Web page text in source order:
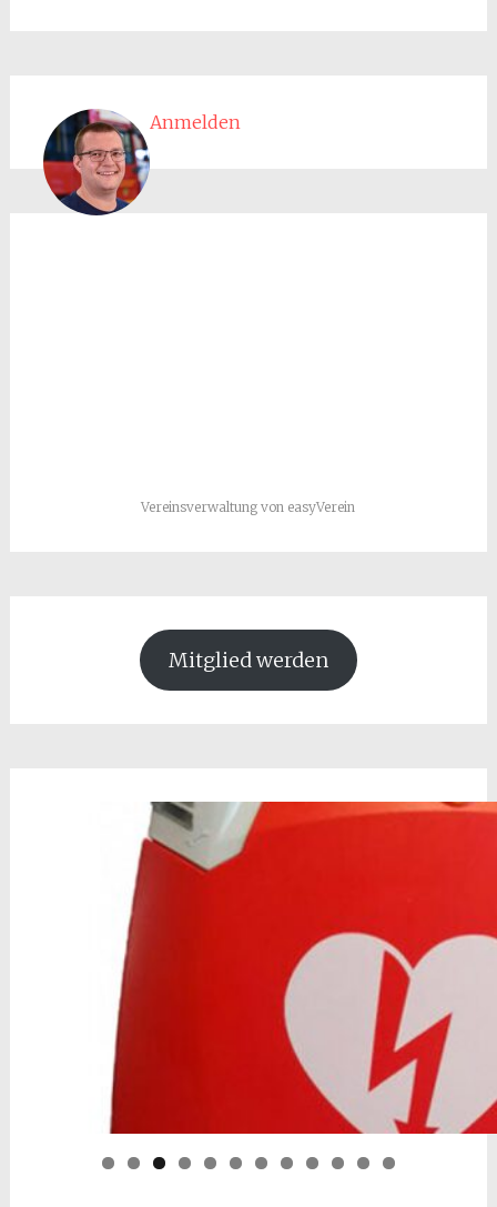
Anmelden
Vereinsverwaltung von easyVerein
Mitglied werden